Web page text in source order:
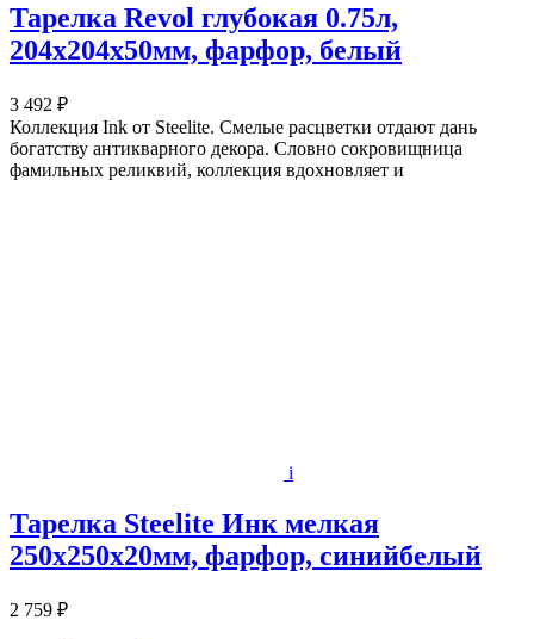
Тарелка Revol глубокая 0.75л,
204х204х50мм, фарфор, белый
3 492 ₽
Коллекция Ink от Steelite. Смелые расцветки отдают дань
богатству антикварного декора. Словно сокровищница
фамильных реликвий, коллекция вдохновляет и
i
Тарелка Steelite Инк мелкая
250х250х20мм, фарфор, синийбелый
2 759 ₽